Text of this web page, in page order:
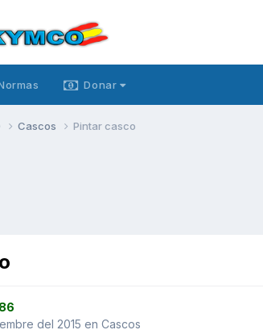
Donar
Cascos Pintar casco
del 2015 en Cascos